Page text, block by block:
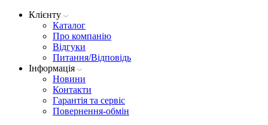
Клієнту
Каталог
Про компанію
Вiдгуки
Питання/Відповідь
Iнформацiя
Новини
Контакти
Гарантія та сервіс
Повернення-обмін